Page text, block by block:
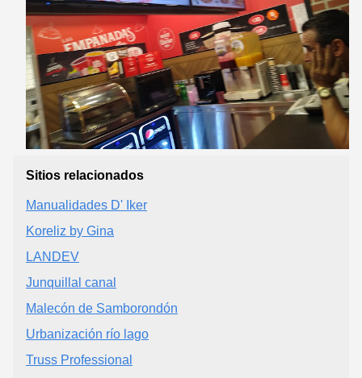
Sitios relacionados
Manualidades D' Iker
Koreliz by Gina
LANDEV
Junquillal canal
Malecón de Samborondón
Urbanización río lago
Truss Professional